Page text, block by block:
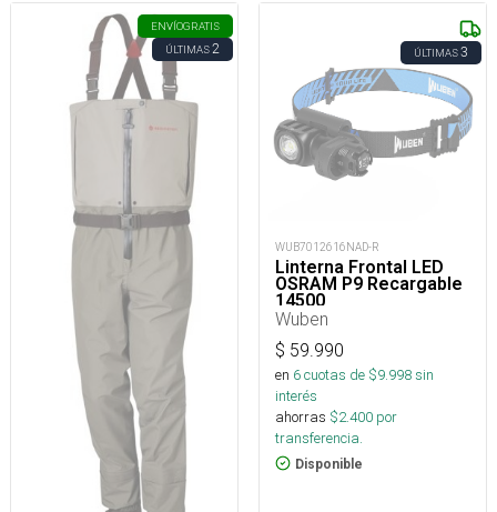
ENVÍOGRATIS
ÚLTIMAS2 ÚLTIMAS3
WUB7012616NAD-R
Linterna Frontal LED
OSRAM P9 Recargable
14500
Wuben
$ 59.990
en 6cuotas de $9.998sin
interés
ahorras $2.400 por
transferencia.
Disponible